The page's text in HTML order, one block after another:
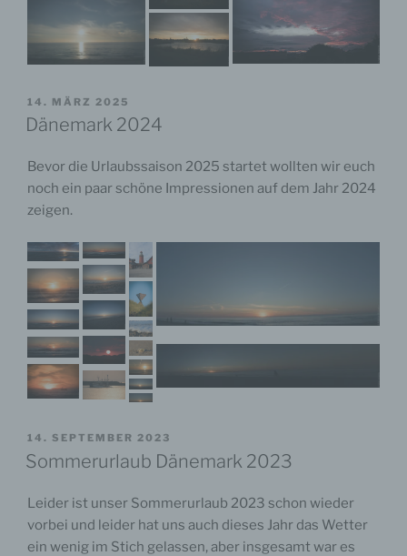
VERÖFFENTLICHT
AM
14. MÄRZ 2025
Dänemark 2024
Bevor die Urlaubssaison 2025 startet wollten wir euch
noch ein paar schöne Impressionen auf dem Jahr 2024
zeigen.
VERÖFFENTLICHT
AM
14. SEPTEMBER 2023
Sommerurlaub Dänemark 2023
Leider ist unser Sommerurlaub 2023 schon wieder
vorbei und leider hat uns auch dieses Jahr das Wetter
ein wenig im Stich gelassen, aber insgesamt war es